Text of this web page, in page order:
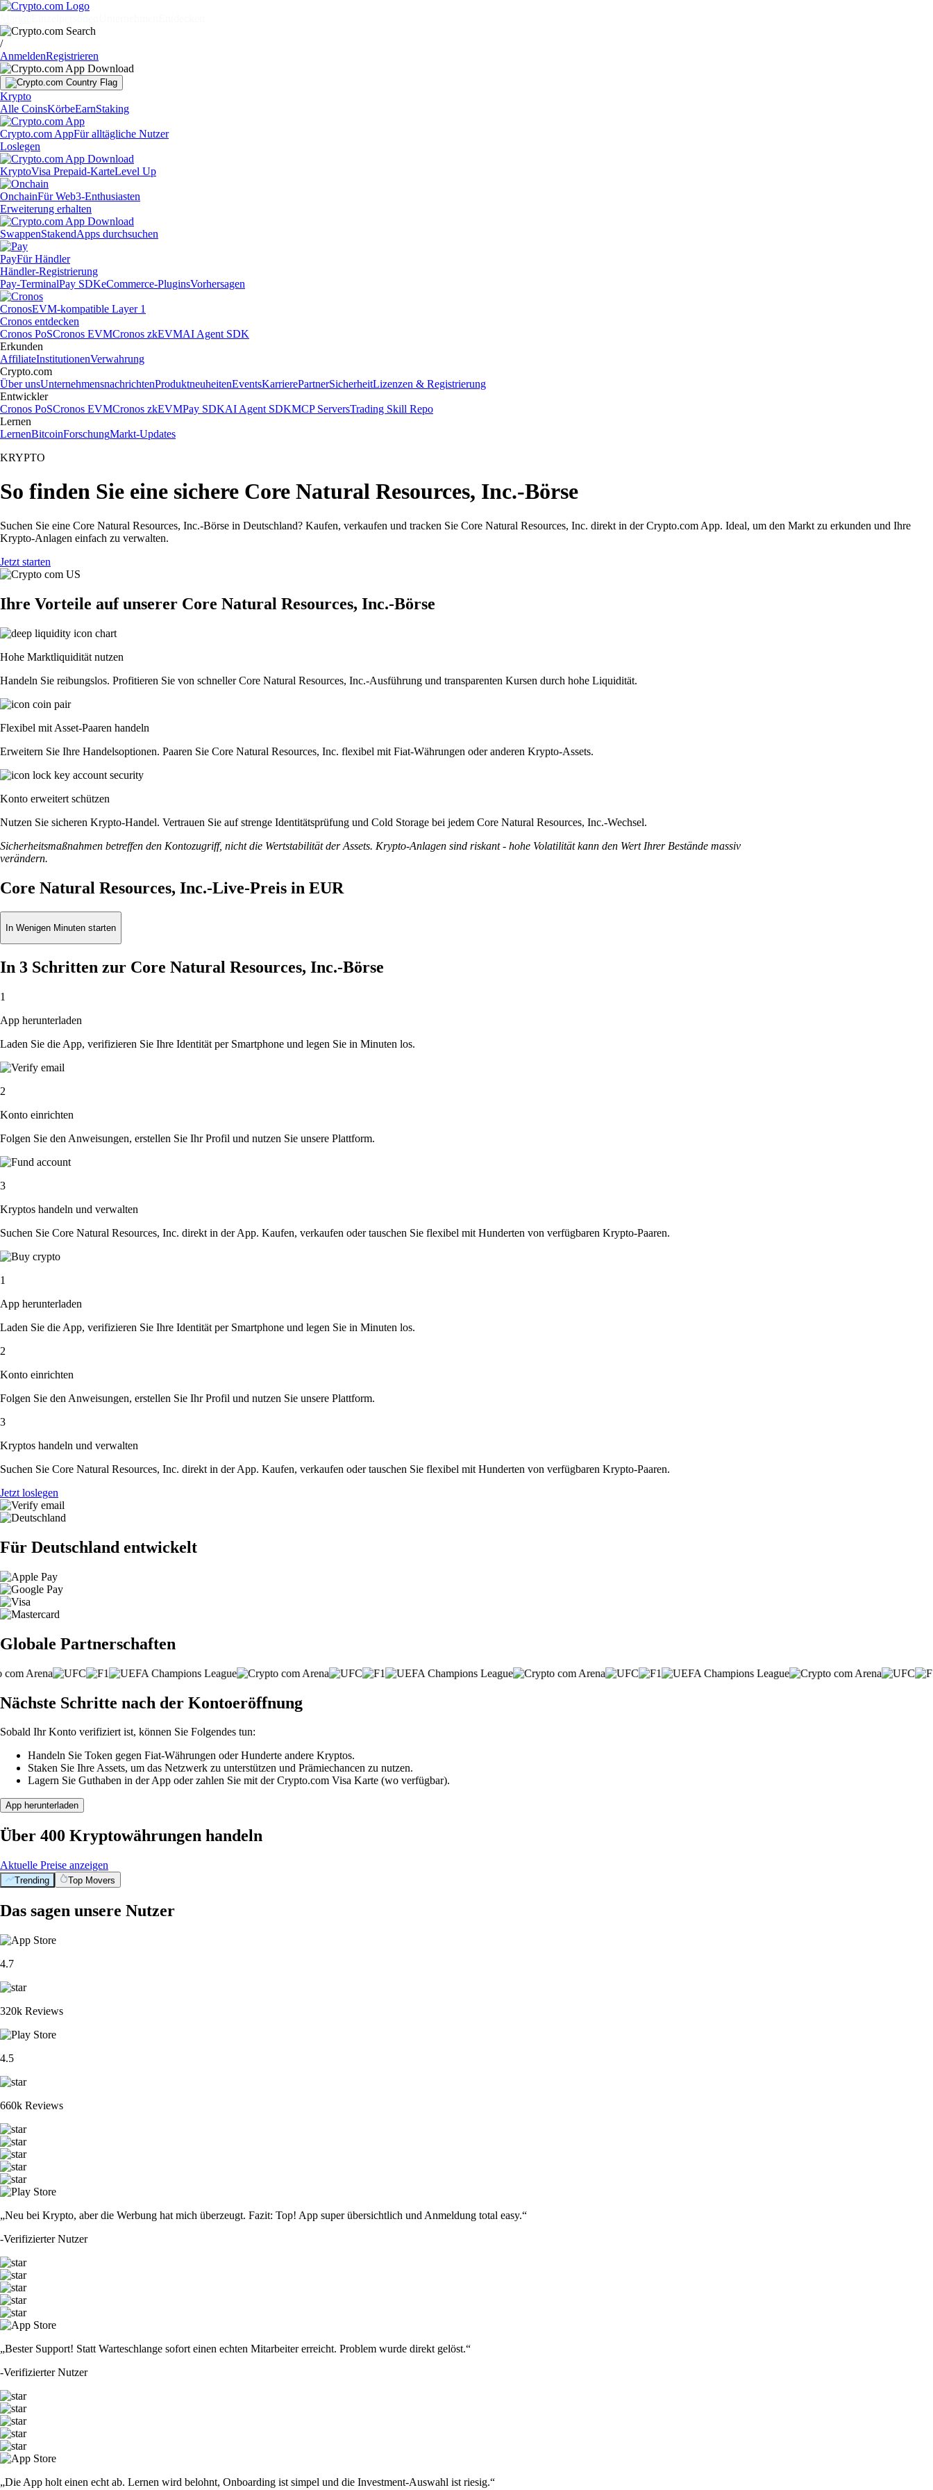
/
AnmeldenRegistrieren
Krypto
Alle CoinsKörbeEarnStaking
Crypto.com AppFür alltägliche Nutzer
Loslegen
KryptoVisa Prepaid-KarteLevel Up
OnchainFür Web3-Enthusiasten
Erweiterung erhalten
SwappenStakendApps durchsuchen
PayFür Händler
Händler-Registrierung
Pay-TerminalPay SDKeCommerce-PluginsVorhersagen
CronosEVM-kompatible Layer 1
Cronos entdecken
Cronos PoSCronos EVMCronos zkEVMAI Agent SDK
Erkunden
AffiliateInstitutionenVerwahrung
Crypto.com
Über unsUnternehmensnachrichtenProduktneuheitenEventsKarrierePartnerSicherheitLizenzen & Registrierung
Entwickler
Cronos PoSCronos EVMCronos zkEVMPay SDKAI Agent SDKMCP ServersTrading Skill Repo
Lernen
LernenBitcoinForschungMarkt-Updates
KRYPTO
So finden Sie eine sichere Core Natural Resources, Inc.-Börse
Suchen Sie eine Core Natural Resources, Inc.-Börse in Deutschland? Kaufen, verkaufen und tracken Sie Core Natural Resources, Inc. direkt in der Crypto.com App. Ideal, um den Markt zu erkunden und Ihre
Krypto-Anlagen einfach zu verwalten.
Jetzt starten
Ihre Vorteile auf unserer Core Natural Resources, Inc.-Börse
Hohe Marktliquidität nutzen
Handeln Sie reibungslos. Profitieren Sie von schneller Core Natural Resources, Inc.-Ausführung und transparenten Kursen durch hohe Liquidität.
Flexibel mit Asset-Paaren handeln
Erweitern Sie Ihre Handelsoptionen. Paaren Sie Core Natural Resources, Inc. flexibel mit Fiat-Währungen oder anderen Krypto-Assets.
Konto erweitert schützen
Nutzen Sie sicheren Krypto-Handel. Vertrauen Sie auf strenge Identitätsprüfung und Cold Storage bei jedem Core Natural Resources, Inc.-Wechsel.
Sicherheitsmaßnahmen betreffen den Kontozugriff, nicht die Wertstabilität der Assets. Krypto-Anlagen sind riskant - hohe Volatilität kann den Wert Ihrer Bestände massiv
verändern.
Core Natural Resources, Inc.-Live-Preis in EUR
In Wenigen Minuten starten
In 3 Schritten zur Core Natural Resources, Inc.-Börse
1
App herunterladen
Laden Sie die App, verifizieren Sie Ihre Identität per Smartphone und legen Sie in Minuten los.
2
Konto einrichten
Folgen Sie den Anweisungen, erstellen Sie Ihr Profil und nutzen Sie unsere Plattform.
3
Kryptos handeln und verwalten
Suchen Sie Core Natural Resources, Inc. direkt in der App. Kaufen, verkaufen oder tauschen Sie flexibel mit Hunderten von verfügbaren Krypto-Paaren.
1
App herunterladen
Laden Sie die App, verifizieren Sie Ihre Identität per Smartphone und legen Sie in Minuten los.
2
Konto einrichten
Folgen Sie den Anweisungen, erstellen Sie Ihr Profil und nutzen Sie unsere Plattform.
3
Kryptos handeln und verwalten
Suchen Sie Core Natural Resources, Inc. direkt in der App. Kaufen, verkaufen oder tauschen Sie flexibel mit Hunderten von verfügbaren Krypto-Paaren.
Jetzt loslegen
Für Deutschland entwickelt
Globale Partnerschaften
Nächste Schritte nach der Kontoeröffnung
Sobald Ihr Konto verifiziert ist, können Sie Folgendes tun:
Handeln Sie Token gegen Fiat-Währungen oder Hunderte andere Kryptos.
Staken Sie Ihre Assets, um das Netzwerk zu unterstützen und Prämiechancen zu nutzen.
Lagern Sie Guthaben in der App oder zahlen Sie mit der Crypto.com Visa Karte (wo verfügbar).
App herunterladen
Über 400 Kryptowährungen handeln
Aktuelle Preise anzeigen
Trending Top Movers
Das sagen unsere Nutzer
4.7
320k Reviews
4.5
660k Reviews
„Neu bei Krypto, aber die Werbung hat mich überzeugt. Fazit: Top! App super übersichtlich und Anmeldung total easy.“
-Verifizierter Nutzer
„Bester Support! Statt Warteschlange sofort einen echten Mitarbeiter erreicht. Problem wurde direkt gelöst.“
-Verifizierter Nutzer
„Die App holt einen echt ab. Lernen wird belohnt, Onboarding ist simpel und die Investment-Auswahl ist riesig.“